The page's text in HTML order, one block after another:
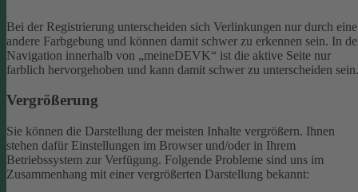
Bei der Registrierung unterscheiden sich Verlinkungen nur durch eine
andere Farbgebung und können damit schwer zu erkennen sein. In
Navigation innerhalb von „meineDEVK“ ist die aktive Seite nur
farblich hervorgehoben und kann damit schwer zu unterscheiden sein.
Vergrößerung
Sie können die Darstellung der meisten Inhalte vergrößern. Ihnen
stehen dafür Einstellungen im Browser und/oder in Ihrem
Betriebssystem zur Verfügung. Folgende Probleme sind uns im
Zusammenhang mit einer vergrößerten Darstellung bekannt: